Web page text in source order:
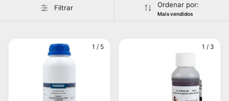
Filtrar Ordenar por:
Mais vendidos
1 / 5 1 / 3